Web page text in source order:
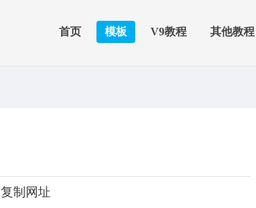
首页 模板 V9教程 其他教程
复制网址